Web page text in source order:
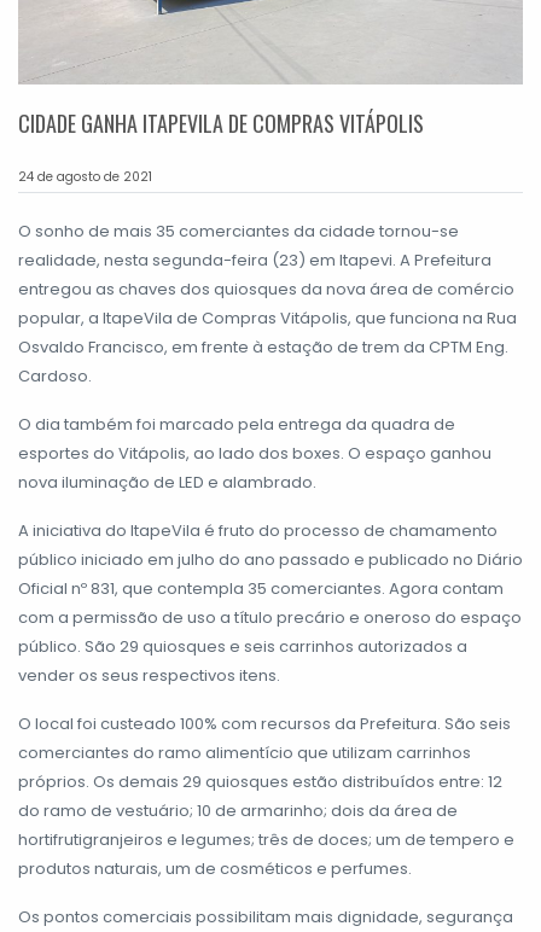
CIDADE GANHA ITAPEVILA DE COMPRAS VITÁPOLIS
24 de agosto de 2021
O sonho de mais 35 comerciantes da cidade tornou-se
realidade, nesta segunda-feira (23) em Itapevi. A Prefeitura
entregou as chaves dos quiosques da nova área de comércio
popular, a ItapeVila de Compras Vitápolis, que funciona na Rua
Osvaldo Francisco, em frente à estação de trem da CPTM Eng.
Cardoso.
O dia também foi marcado pela entrega da quadra de
esportes do Vitápolis, ao lado dos boxes. O espaço ganhou
nova iluminação de LED e alambrado.
A iniciativa do ItapeVila é fruto do processo de chamamento
público iniciado em julho do ano passado e publicado no Diário
Oficial nº 831, que contempla 35 comerciantes. Agora contam
com a permissão de uso a título precário e oneroso do espaço
público. São 29 quiosques e seis carrinhos autorizados a
vender os seus respectivos itens.
O local foi custeado 100% com recursos da Prefeitura. São seis
comerciantes do ramo alimentício que utilizam carrinhos
próprios. Os demais 29 quiosques estão distribuídos entre: 12
do ramo de vestuário; 10 de armarinho; dois da área de
hortifrutigranjeiros e legumes; três de doces; um de tempero e
produtos naturais, um de cosméticos e perfumes.
Os pontos comerciais possibilitam mais dignidade, segurança